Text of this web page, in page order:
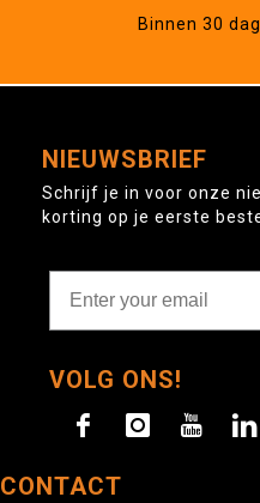
Binnen 30
NIEUWSBRIEF
Schrijf je in voor onze
korting op je eerste
VOLG ONS!
CONTACT